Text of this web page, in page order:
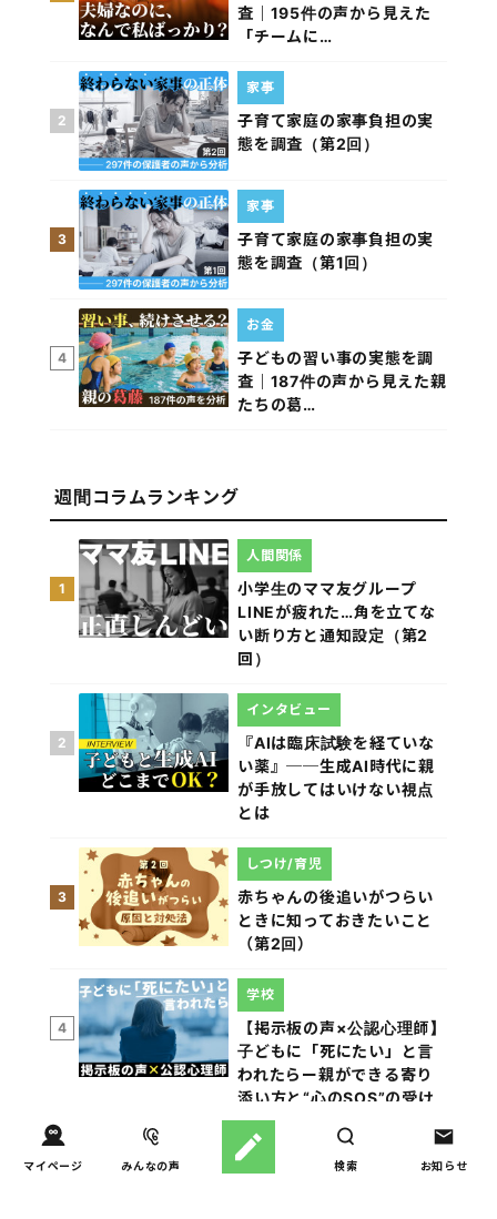
マイページ みんなの声 検索 お知らせ
査｜195件の声から見えた
「チームに…
2
子育て家庭の家事負担の実
態を調査（第2回）
家事
3
子育て家庭の家事負担の実
態を調査（第1回）
家事
4
子どもの習い事の実態を調
査｜187件の声から見えた親
たちの葛…
お金
週間コラムランキング
1
小学生のママ友グループ
LINEが疲れた…角を立てな
い断り方と通知設定（第2
回）
人間関係
2
『AIは臨床試験を経ていな
い薬』──生成AI時代に親
が手放してはいけない視点
とは
インタビュー
3
赤ちゃんの後追いがつらい
ときに知っておきたいこと
（第2回）
しつけ/育児
4
【掲示板の声×公認心理師】
子どもに「死にたい」と言
われたらー親ができる寄り
添い方と“心のSOS”の受け
止め方（第1回）
学校
親子関係